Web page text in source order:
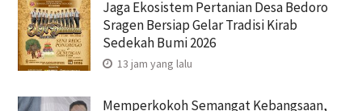
Jaga Ekosistem Pertanian Desa Bedoro
Sragen Bersiap Gelar Tradisi Kirab
Sedekah Bumi 2026
13 jam yang lalu
Memperkokoh Semangat Kebangsaan,